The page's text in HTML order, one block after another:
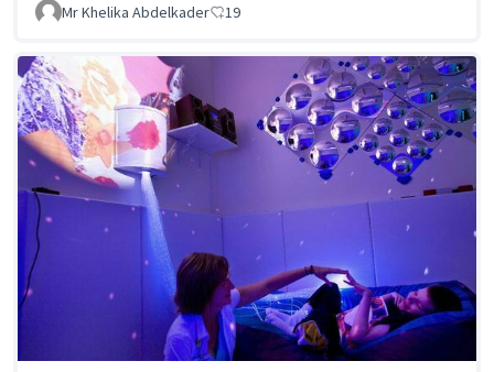
Mr Khelika Abdelkader
19